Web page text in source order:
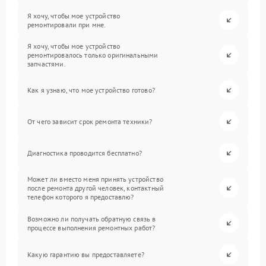
Я хочу, чтобы мое устройство
ремонтировали при мне.
Я хочу, чтобы мое устройство
ремонтировалось только оригинальными
запчастями.
Как я узнаю, что мое устройство готово?
От чего зависит срок ремонта техники?
Диагностика проводится бесплатно?
Может ли вместо меня принять устройство
после ремонта другой человек, контактный
телефон которого я предоставлю?
Возможно ли получать обратную связь в
процессе выполнения ремонтных работ?
Какую гарантию вы предоставляете?